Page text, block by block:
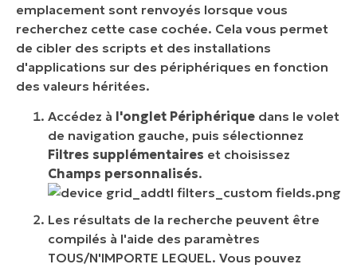
emplacement sont renvoyés lorsque vous
recherchez cette case cochée. Cela vous permet
de cibler des scripts et des installations
d'applications sur des périphériques en fonction
des valeurs héritées.
Accédez à l'onglet Périphérique dans le volet
de navigation gauche, puis sélectionnez
Filtres supplémentaires et choisissez
Champs personnalisés.
Les résultats de la recherche peuvent être
compilés à l'aide des paramètres
TOUS/N'IMPORTE LEQUEL. Vous pouvez